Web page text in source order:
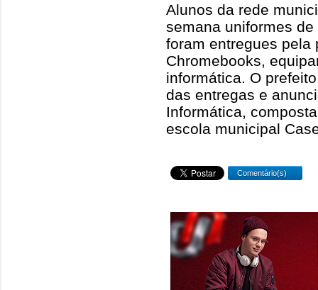
Alunos da rede
semana uniformes
foram entregues pela
Chromebooks,
informática. O
das entregas e
Informática,
escola municipal
Comentário(s)